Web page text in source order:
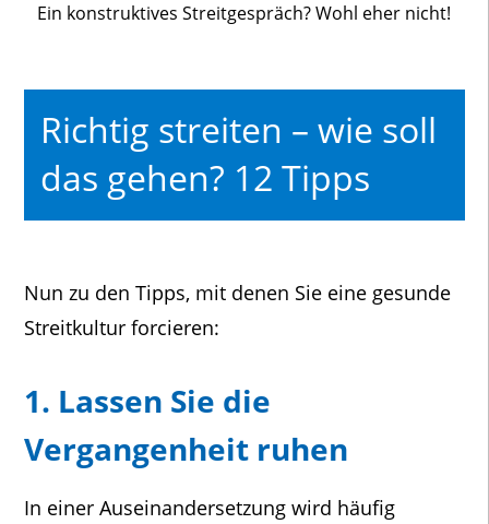
Ein konstruktives Streitgespräch? Wohl eher nicht!
Richtig streiten – wie soll
das gehen? 12 Tipps
Nun zu den Tipps, mit denen Sie eine gesunde
Streitkultur forcieren:
1. Lassen Sie die
Vergangenheit ruhen
In einer Auseinandersetzung wird häufig